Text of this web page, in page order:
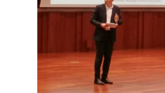
Rekrutacja
Oferty pracy dla pracowników
Zadania realizowane z budżetu państwa